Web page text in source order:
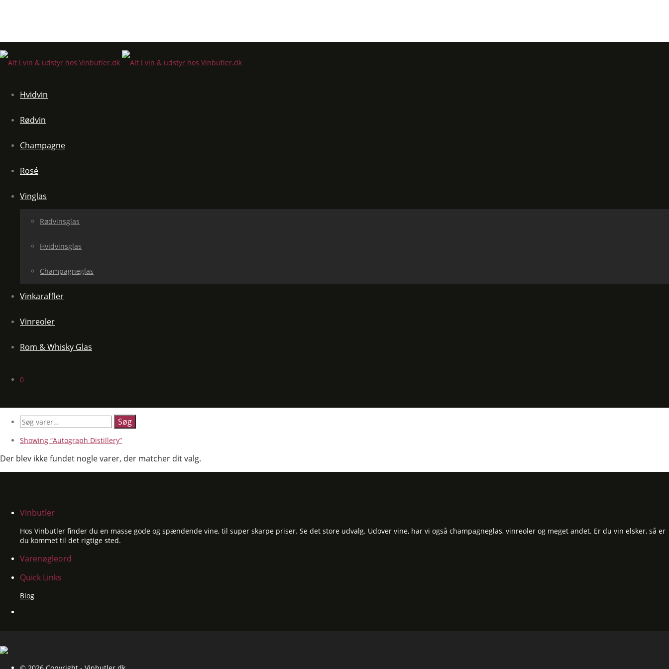
Hvidvin
Rødvin
Champagne
Rosé
Vinglas
Rødvinsglas
Hvidvinsglas
Champagneglas
Vinkaraffler
Vinreoler
Rom & Whisky Glas
0
Søg
efter:
Showing “Autograph Distillery”
Der blev ikke fundet nogle varer, der matcher dit valg.
Vinbutler
Hos Vinbutler finder du en masse gode og spændende vine, til super skarpe priser. Se det store udvalg. Udover vine, har vi også champagneglas, vinreoler og meget andet. Er du vin elsker, så er
du kommet til det rigtige sted.
Varenøgleord
Quick Links
Blog